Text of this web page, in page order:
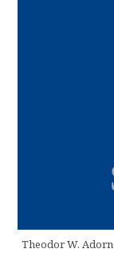
Theodor W.